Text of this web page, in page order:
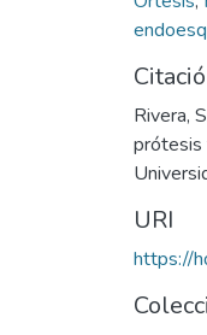
Rivera,
prótesis
URI
https://